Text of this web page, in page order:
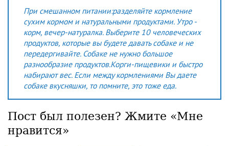
При смешанном питании:разделяйте кормление
сухим кормом и натуральными продуктами. Утро -
корм, вечер-натуралка. Выберите 10 человеческих
продуктов, которые вы будете давать собаке и не
передергивайте. Собаке не нужно большое
разнообразие продуктов.Корги-пищевики и быстро
набирают вес. Если между кормлениями Вы даете
собаке вкусняшки, то помните, это тоже еда.
Пост был полезен? Жмите «Мне
нравится»